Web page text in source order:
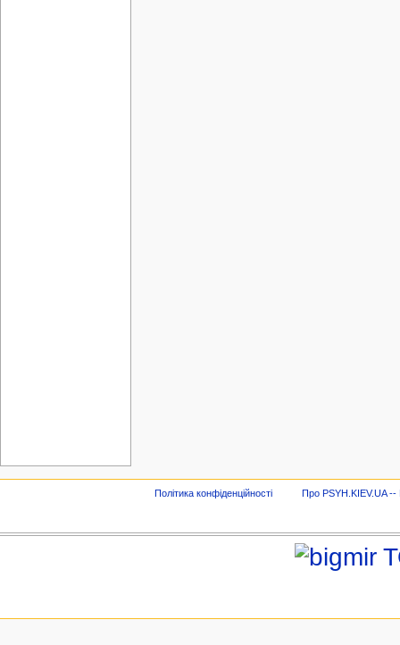
Політика конфіденційності Про PSYH.KIEV.UA --